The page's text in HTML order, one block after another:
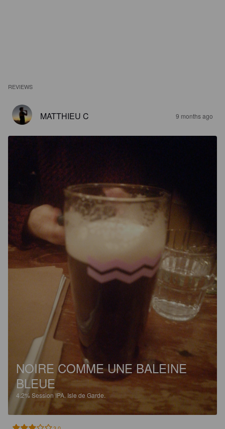
REVIEWS
MATTHIEU C 9 months ago
NOIRE COMME UNE BALEINE
BLEUE
4.2%Session IPA. Isle de Garde.